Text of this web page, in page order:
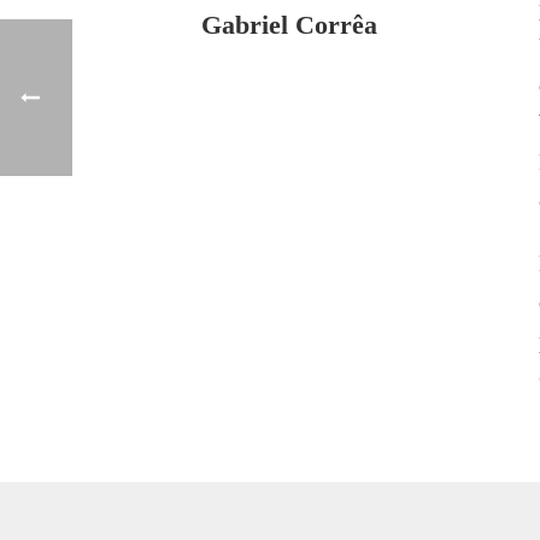
Gabriel Corrêa